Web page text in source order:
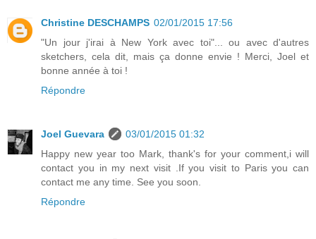
Christine DESCHAMPS 02/01/2015 17:56
"Un jour j'irai à New York avec toi"... ou avec d'autres
sketchers, cela dit, mais ça donne envie ! Merci, Joel et
bonne année à toi !
Répondre
Joel Guevara
03/01/2015 01:32
Happy new year too Mark, thank's for your comment,i will
contact you in my next visit .If you visit to Paris you can
contact me any time. See you soon.
Répondre